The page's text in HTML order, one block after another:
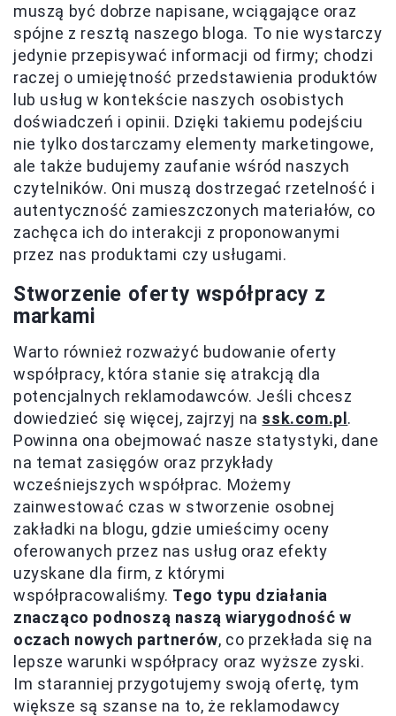
muszą być dobrze napisane, wciągające oraz
spójne z resztą naszego bloga. To nie wystarczy
jedynie przepisywać informacji od firmy; chodzi
raczej o umiejętność przedstawienia produktów
lub usług w kontekście naszych osobistych
doświadczeń i opinii. Dzięki takiemu podejściu
nie tylko dostarczamy elementy marketingowe,
ale także budujemy zaufanie wśród naszych
czytelników. Oni muszą dostrzegać rzetelność i
autentyczność zamieszczonych materiałów, co
zachęca ich do interakcji z proponowanymi
przez nas produktami czy usługami.
Stworzenie oferty współpracy z
markami
Warto również rozważyć budowanie oferty
współpracy, która stanie się atrakcją dla
potencjalnych reklamodawców. Jeśli chcesz
dowiedzieć się więcej, zajrzyj na ssk.com.pl.
Powinna ona obejmować nasze statystyki, dane
na temat zasięgów oraz przykłady
wcześniejszych współprac. Możemy
zainwestować czas w stworzenie osobnej
zakładki na blogu, gdzie umieścimy oceny
oferowanych przez nas usług oraz efekty
uzyskane dla firm, z którymi
współpracowaliśmy. Tego typu działania
znacząco podnoszą naszą wiarygodność w
oczach nowych partnerów, co przekłada się na
lepsze warunki współpracy oraz wyższe zyski.
Im staranniej przygotujemy swoją ofertę, tym
większe są szanse na to, że reklamodawcy